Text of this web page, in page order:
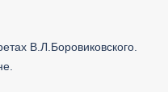
В.Л.Боровиковского.